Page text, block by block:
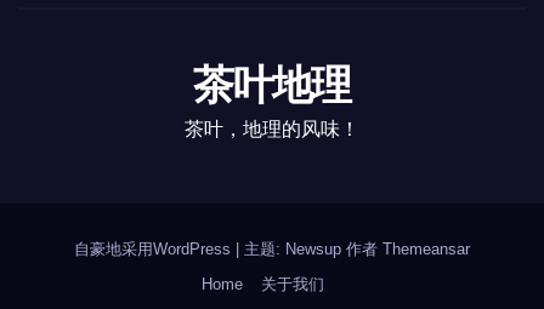
茶叶地理
茶叶，地理的风味！
自豪地采用WordPress 主题: Newsup 作者 Themeansar
Home
关于我们